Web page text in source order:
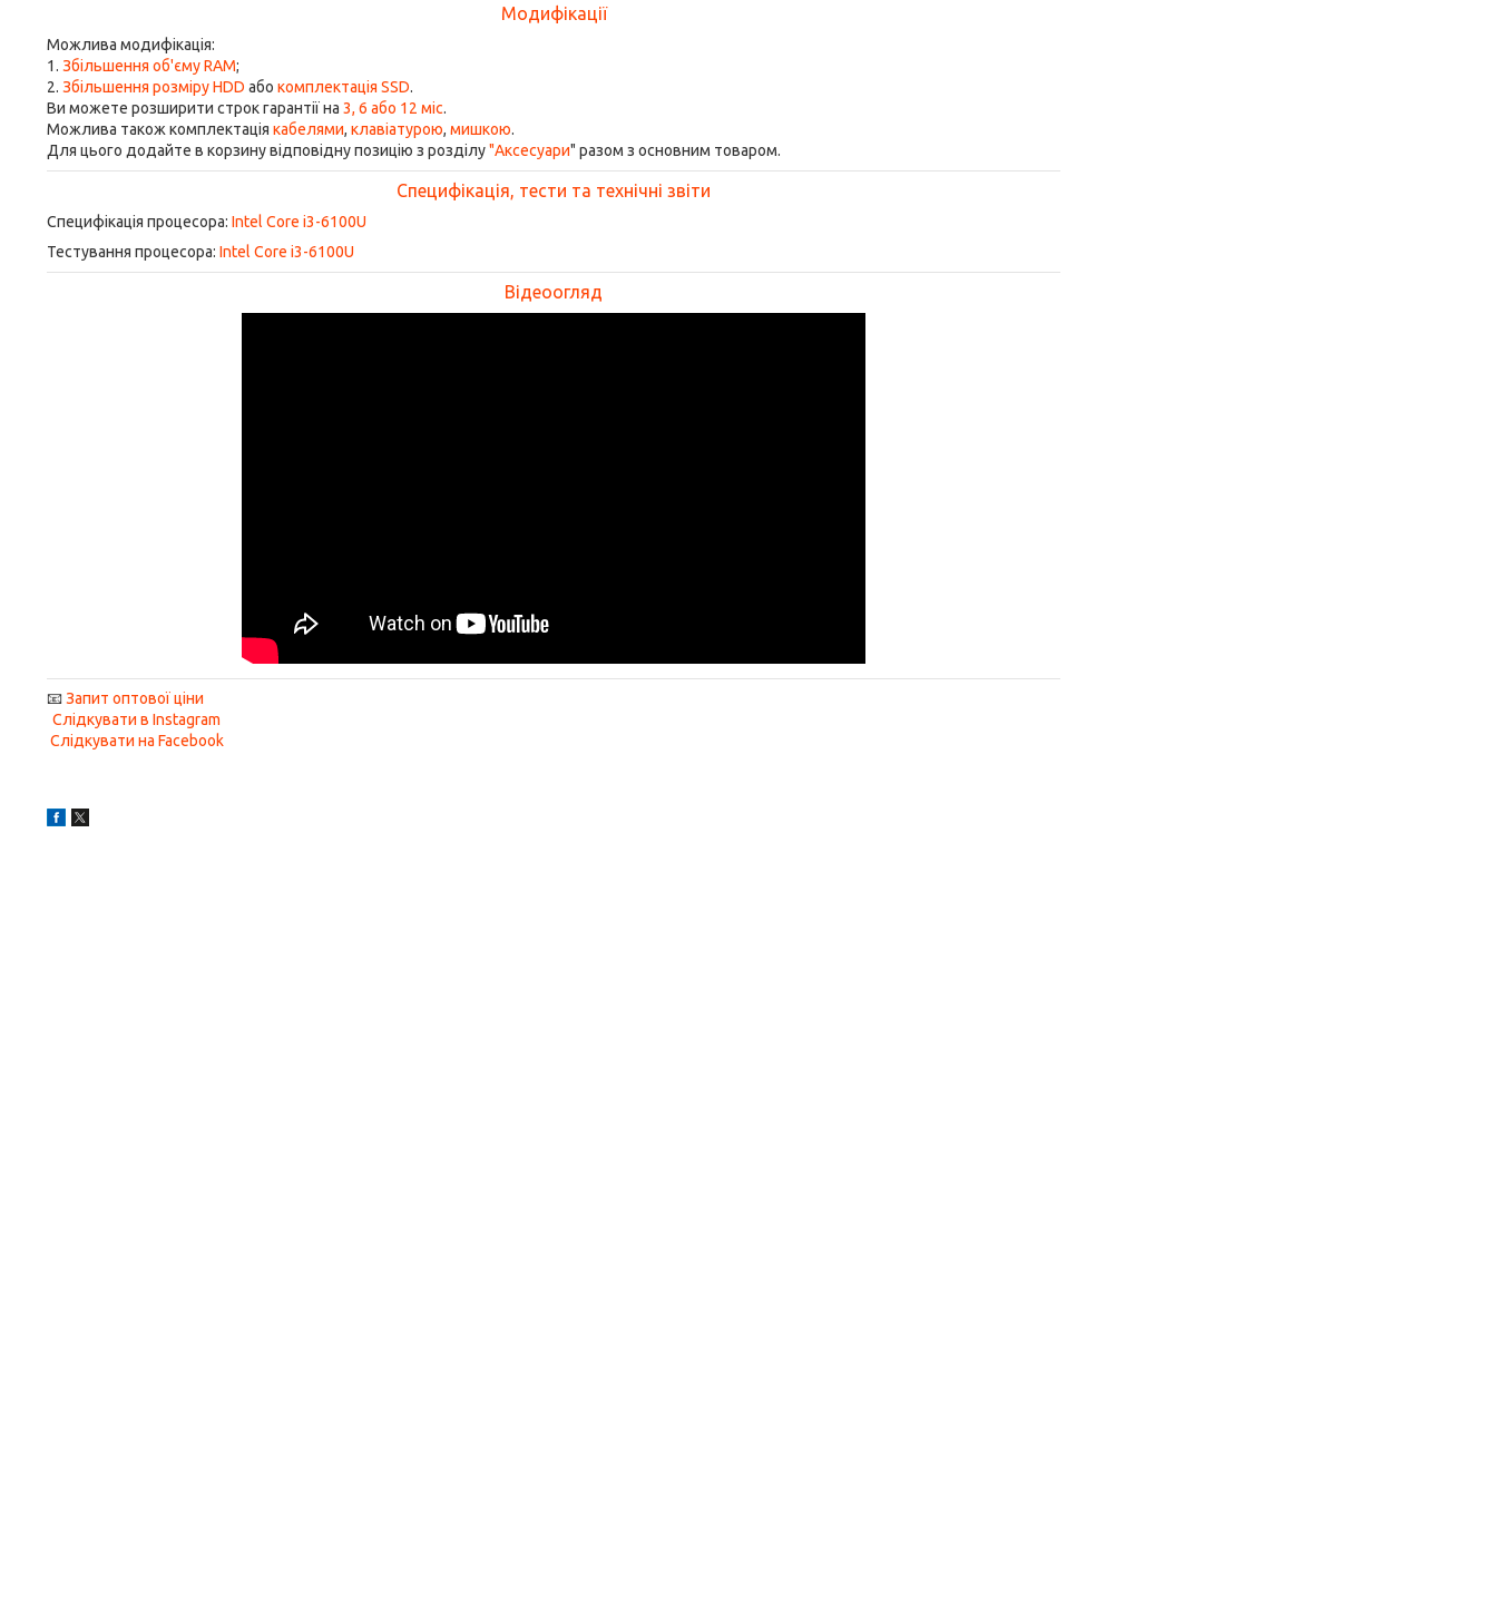
Модифікації
Можлива модифікація:
1. Збільшення об'єму RAM;
2. Збільшення розміру HDD або комплектація SSD.
Ви можете розширити строк гарантії на 3, 6 або 12 міс.
Можлива також комплектація кабелями, клавіатурою, мишкою.
Для цього додайте в корзину відповідну позицію з розділу"Аксесуари" разом з основним товаром.
Специфікація, тести та технічні звіти
Специфікація процесора: Intel Core i3-6100U
Тестування процесора: Intel Core i3-6100U
Відеоогляд
📧Запит оптової ціни
Слідкувати в Instagram
Слідкувати на Facebook